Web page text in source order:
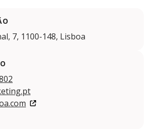
7, 1100-148, Lisboa